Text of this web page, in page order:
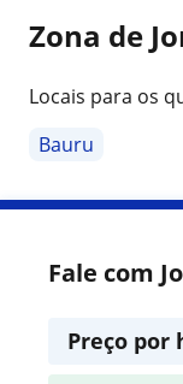
Zona de
Locais para os
Bauru
Fale com
Preço por